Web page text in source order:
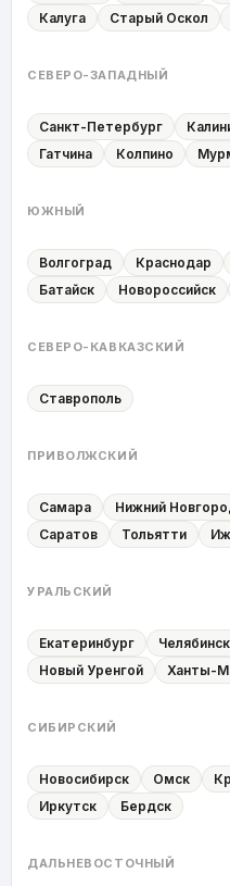
Калуга
Старый Оскол
СЕВЕРО-ЗАПАДНЫЙ
Санкт-Петербург
Гатчина
Колпино
ЮЖНЫЙ
Волгоград Краснодар
Батайск
Новороссийск
СЕВЕРО-КАВКАЗСКИЙ
Ставрополь
ПРИВОЛЖСКИЙ
Самара Нижний
Саратов
Тольятти
УРАЛЬСКИЙ
Екатеринбург Челябинск
Новый Уренгой
Ханты-
СИБИРСКИЙ
Новосибирск Омск
Иркутск
Бердск
ДАЛЬНЕВОСТОЧНЫЙ